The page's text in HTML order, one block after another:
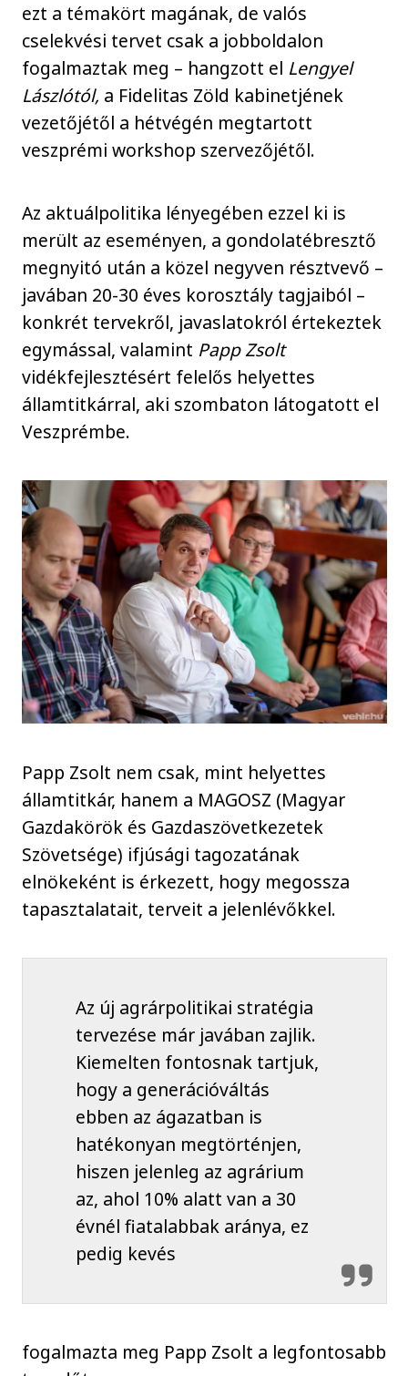
ezt a témakört magának, de valós
cselekvési tervet csak a jobboldalon
fogalmaztak meg – hangzott el Lengyel
Lászlótól, a Fidelitas Zöld kabinetjének
vezetőjétől a hétvégén megtartott
veszprémi workshop szervezőjétől.
Az aktuálpolitika lényegében ezzel ki is
merült az eseményen, a gondolatébresztő
megnyitó után a közel negyven résztvevő –
javában 20-30 éves korosztály tagjaiból –
konkrét tervekről, javaslatokról értekeztek
egymással, valamint Papp Zsolt
vidékfejlesztésért felelős helyettes
államtitkárral, aki szombaton látogatott el
Veszprémbe.
Papp Zsolt nem csak, mint helyettes
államtitkár, hanem a MAGOSZ (Magyar
Gazdakörök és Gazdaszövetkezetek
Szövetsége) ifjúsági tagozatának
elnökeként is érkezett, hogy megossza
tapasztalatait, terveit a jelenlévőkkel.
Az új agrárpolitikai stratégia
tervezése már javában zajlik.
Kiemelten fontosnak tartjuk,
hogy a generációváltás
ebben az ágazatban is
hatékonyan megtörténjen,
hiszen jelenleg az agrárium
az, ahol 10% alatt van a 30
évnél fiatalabbak aránya, ez
pedig kevés
fogalmazta meg Papp Zsolt a legfontosabb